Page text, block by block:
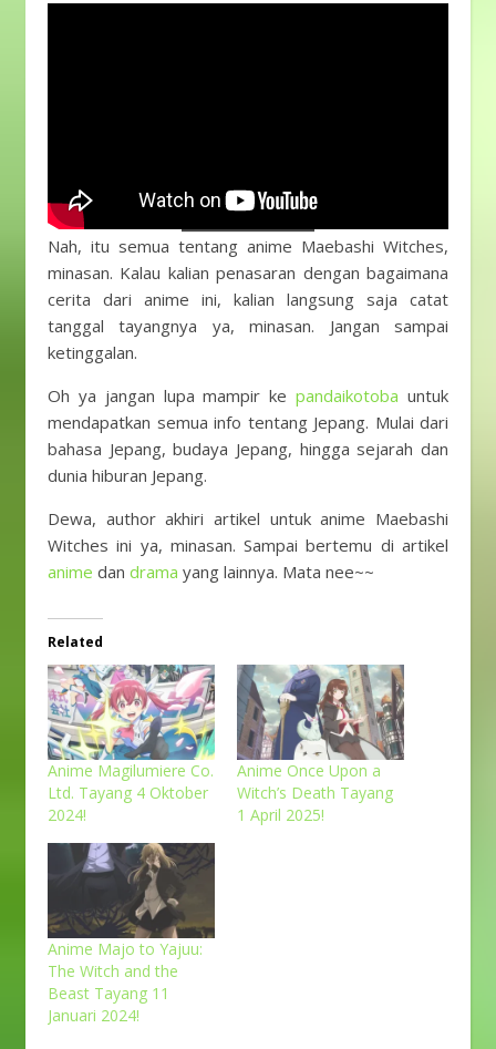
Nah, itu semua tentang anime Maebashi Witches,
minasan. Kalau kalian penasaran dengan bagaimana
cerita dari anime ini, kalian langsung saja catat
tanggal tayangnya ya, minasan. Jangan sampai
ketinggalan.
Oh ya jangan lupa mampir kepandaikotoba untuk
mendapatkan semua info tentang Jepang. Mulai dari
bahasa Jepang, budaya Jepang, hingga sejarah dan
dunia hiburan Jepang.
Dewa, author akhiri artikel untuk anime Maebashi
Witches ini ya, minasan. Sampai bertemu di artikel
anime dan drama yang lainnya. Mata nee~~
Related
Anime Magilumiere Co.
Ltd. Tayang 4 Oktober
2024!
Anime Once Upon a
Witch’s Death Tayang
1 April 2025!
Anime Majo to Yajuu:
The Witch and the
Beast Tayang 11
Januari 2024!